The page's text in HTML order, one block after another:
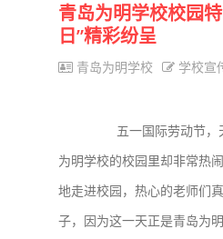
青岛为明学校校园
日”精彩纷呈
青岛为明学校 学校宣
五一国际劳动节，
为明学校的校园里却非常热
地走进校园，热心的老师们
子，因为这一天正是青岛为